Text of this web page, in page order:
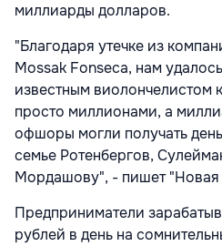
миллиарды долларов.
"Благодаря утечке из
Mossak Fonseca, нам
известным виолончелистом
просто миллионами, а
офшоры могли получать
семье Ротенбергов,
Мордашову", - пишет "Новая
Предприниматели
рублей в день на